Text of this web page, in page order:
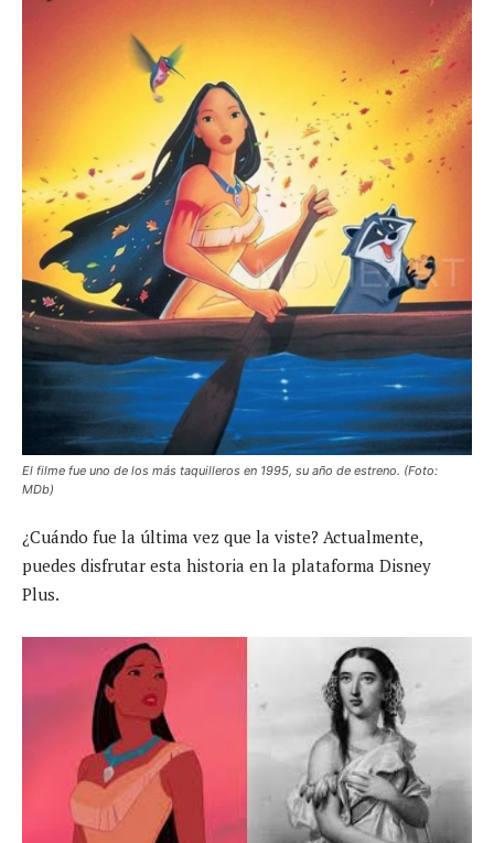
El filme fue uno de los más taquilleros en 1995, su año de estreno. (Foto:
MDb)
¿Cuándo fue la última vez que la viste? Actualmente,
puedes disfrutar esta historia en la plataforma Disney
Plus.